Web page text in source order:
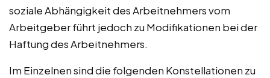
soziale Abhängigkeit des Arbeitnehmers vom
Arbeitgeber führt jedoch zu Modifikationen bei der
Haftung des Arbeitnehmers.
Im Einzelnen sind die folgenden Konstellationen zu